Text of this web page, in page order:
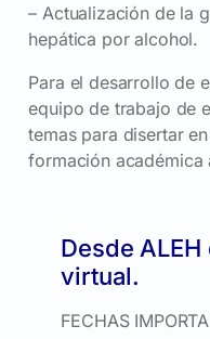
– Actualización de la
hepática por alcohol.
Para el desarrollo de
equipo de trabajo de
temas para disertar
formación académica
Desde
virtual.
FECHAS